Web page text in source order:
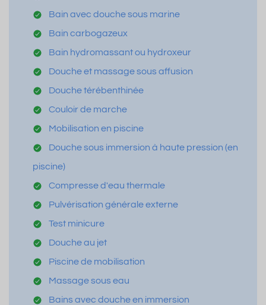
Bain avec douche sous marine
Bain carbogazeux
Bain hydromassant ou hydroxeur
Douche et massage sous affusion
Douche térébenthinée
Couloir de marche
Mobilisation en piscine
Douche sous immersion à haute pression (en
piscine)
Compresse d'eau thermale
Pulvérisation générale externe
Test minicure
Douche au jet
Piscine de mobilisation
Massage sous eau
Bains avec douche en immersion